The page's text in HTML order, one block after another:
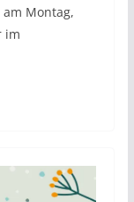
Montag,
im